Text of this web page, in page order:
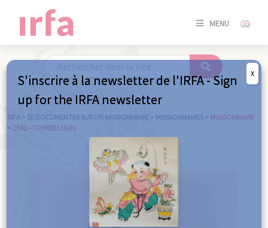
MENU
SE
/
IRFA > SE DOCUMENTER SUR UN MISSIONNAIRE > MISSIONNAIRES > MISSIONNAIRE
> 2242 – COMBE LOUIS
S'inscrire à la newsletter de l'IRFA - Sign
up for the IRFA newsletter
X